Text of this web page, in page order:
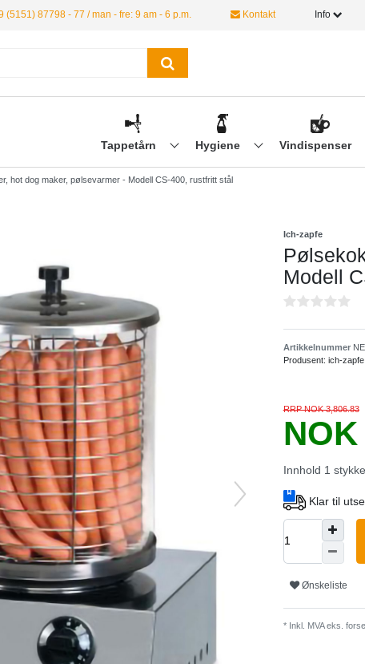
(5151) 87798 - 77 / man - fre: 9 am - 6 p.m. Kontakt Info
Tappetårn Hygiene Vindispenser
hot dog maker, pølsevarmer - Modell CS-400, rustfritt stål
Ich-zapfe
Modell
Artikkelnummer
Produsent: ich-zapfe
RRP NOK 3,806.83
Innhold 1 stykke
Klar til
Ønskeliste
* Inkl. MVA eks.